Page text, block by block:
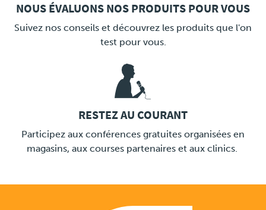
LINK
NOUS ÉVALUONS NOS PRODUITS POUR VOUS
Suivez nos conseils et découvrez les produits que l'on
test pour vous.
LINK
RESTEZ AU COURANT
Participez aux conférences gratuites organisées en
magasins, aux courses partenaires et aux clinics.